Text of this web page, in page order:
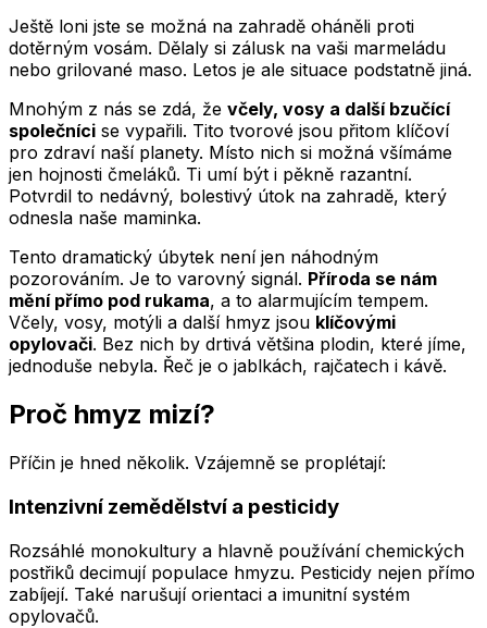
Ještě loni jste se možná na zahradě oháněli proti
dotěrným vosám. Dělaly si zálusk na vaši marmeládu
nebo grilované maso. Letos je ale situace podstatně jiná.
Mnohým z nás se zdá, že včely, vosy a další bzučící
společníci se vypařili. Tito tvorové jsou přitom klíčoví
pro zdraví naší planety. Místo nich si možná všímáme
jen hojnosti čmeláků. Ti umí být i pěkně razantní.
Potvrdil to nedávný, bolestivý útok na zahradě, který
odnesla naše maminka.
Tento dramatický úbytek není jen náhodným
pozorováním. Je to varovný signál. Příroda se nám
mění přímo pod rukama, a to alarmujícím tempem.
Včely, vosy, motýli a další hmyz jsou klíčovými
opylovači. Bez nich by drtivá většina plodin, které jíme,
jednoduše nebyla. Řeč je o jablkách, rajčatech i kávě.
Proč hmyz mizí?
Příčin je hned několik. Vzájemně se proplétají:
Intenzivní zemědělství a pesticidy
Rozsáhlé monokultury a hlavně používání chemických
postřiků decimují populace hmyzu. Pesticidy nejen přímo
zabíjejí. Také narušují orientaci a imunitní systém
opylovačů.